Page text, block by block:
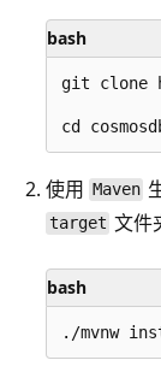
bash
git clone
使用 Maven
target 文件
bash